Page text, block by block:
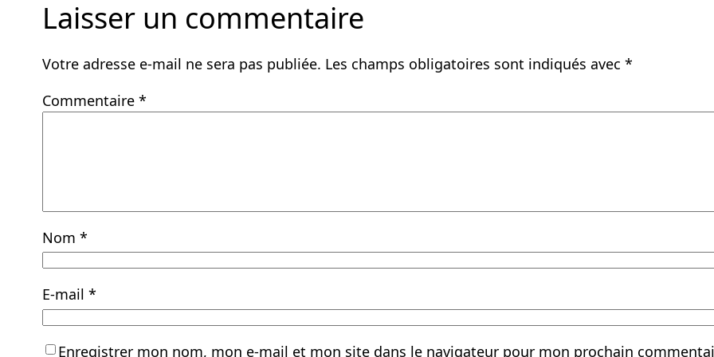
Laisser un commentaire
Votre adresse e-mail ne sera pas publiée. Les champs obligatoires sont indiqués avec*
Commentaire*
Nom*
E-mail*
Enregistrer mon nom, mon e-mail et mon site dans le navigateur pour mon prochain